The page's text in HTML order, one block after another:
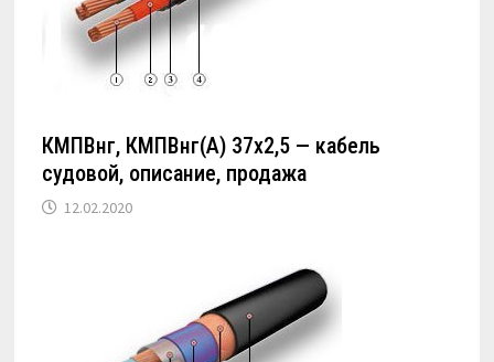
КМПВнг, КМПВнг(А) 37х2,5 — кабель
судовой, описание, продажа
12.02.2020